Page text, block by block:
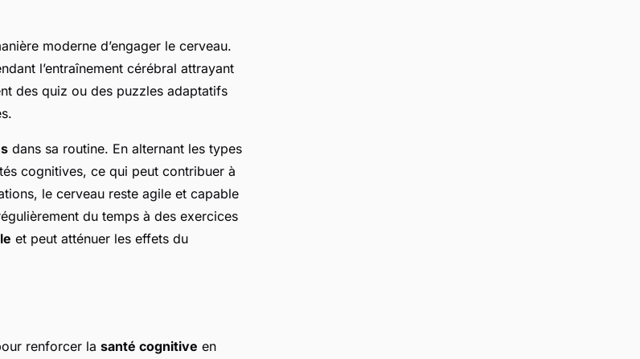
moderne d’engager le cerveau.
l’entraînement cérébral attrayant
des quiz ou des puzzles adaptatifs
dans sa routine. En alternant les types
cognitives, ce qui peut contribuer à
le cerveau reste agile et capable
du temps à des exercices
et peut atténuer les effets du
renforcer la santé cognitive en